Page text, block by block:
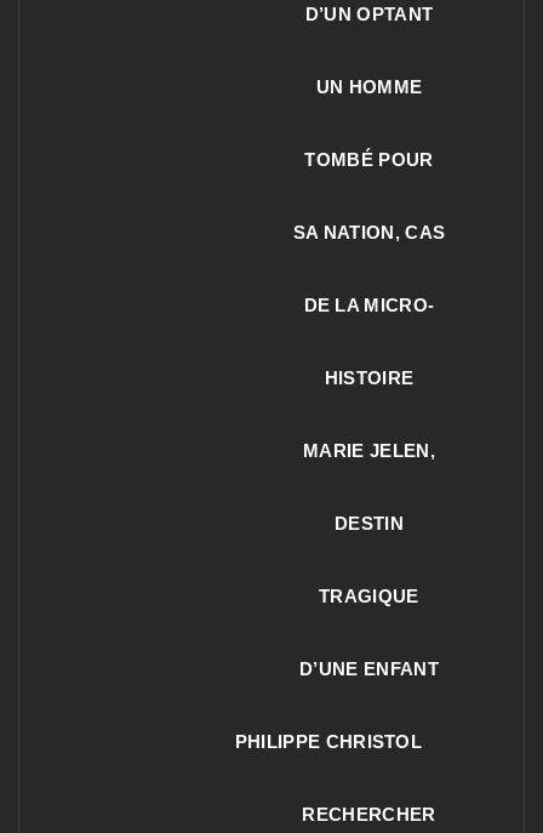
D’UN OPTANT
UN HOMME
TOMBÉ POUR
SA NATION, CAS
DE LA MICRO-
HISTOIRE
MARIE JELEN,
DESTIN
TRAGIQUE
D’UNE ENFANT
PHILIPPE CHRISTOL
RECHERCHER